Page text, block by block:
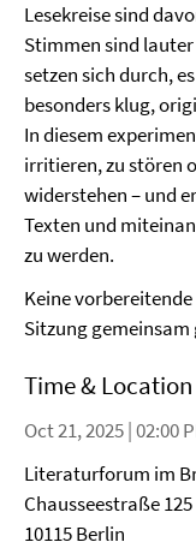
Lesekreise sind
Stimmen sind
setzen sich durch,
besonders klug,
In diesem
irritieren, zu stören
widerstehen – und
Texten und
zu werden.
Keine
Sitzung gemeinsam
Time & Location
Oct 21, 2025 | 02:00
Literaturforum im
Chausseestraße 125
10115 Berlin